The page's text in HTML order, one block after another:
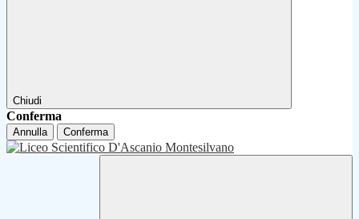
Chiudi
Conferma
Annulla Conferma